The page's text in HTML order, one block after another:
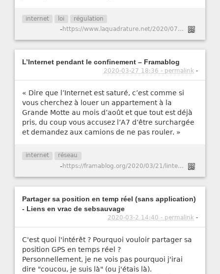
internet loi régulation
- https://www.laquadrature.net/2020/07/03/acces-aux-contenus-pornographiques-le-parlement-doit-retirer-larticle-11/
L’Internet pendant le confinement – Framablog
2020-03-27 18:36 - permalink -
« Dire que l’Internet est saturé, c’est comme si
vous cherchez à louer un appartement à la
Grande Motte au mois d’août et que tout est déjà
pris, du coup vous accusez l’A7 d’être surchargée
et demandez aux camions de ne pas rouler. »
internet réseau
- https://framablog.org/2020/03/21/linternet-pendant-le-confinement/
Partager sa position en temp réel (sans application)
- Liens en vrac de sebsauvage
2020-03-2 14:40 - permalink -
C'est quoi l'intérêt ? Pourquoi vouloir partager sa
position GPS en temps réel ?
Personnellement, je ne vois pas pourquoi j'irai
dire "coucou, je suis là" (ou j'étais là).